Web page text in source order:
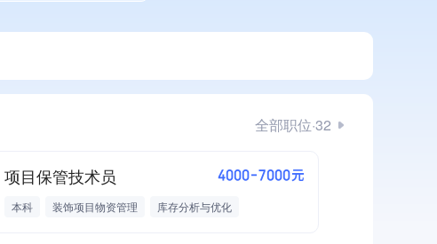
全部职位·32
项目保管技术员 4000-7000元
本科 装饰项目物资管理 库存分析与优化